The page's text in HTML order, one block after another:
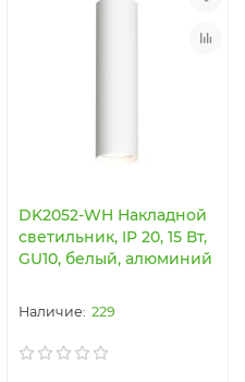
DK2052-WH Накладной
светильник, IP 20, 15 Вт,
GU10, белый, алюминий
229